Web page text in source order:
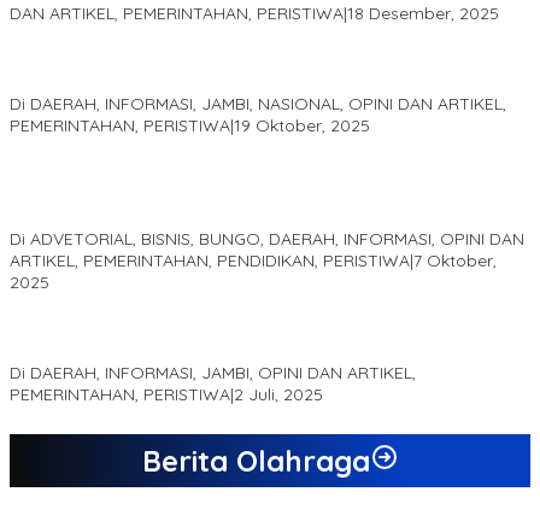
DAN ARTIKEL, PEMERINTAHAN, PERISTIWA|18 Desember, 2025
Di DAERAH, INFORMASI, JAMBI, NASIONAL, OPINI DAN ARTIKEL,
PEMERINTAHAN, PERISTIWA|19 Oktober, 2025
Di ADVETORIAL, BISNIS, BUNGO, DAERAH, INFORMASI, OPINI DAN
ARTIKEL, PEMERINTAHAN, PENDIDIKAN, PERISTIWA|7 Oktober,
2025
Di DAERAH, INFORMASI, JAMBI, OPINI DAN ARTIKEL,
PEMERINTAHAN, PERISTIWA|2 Juli, 2025
Berita Olahraga